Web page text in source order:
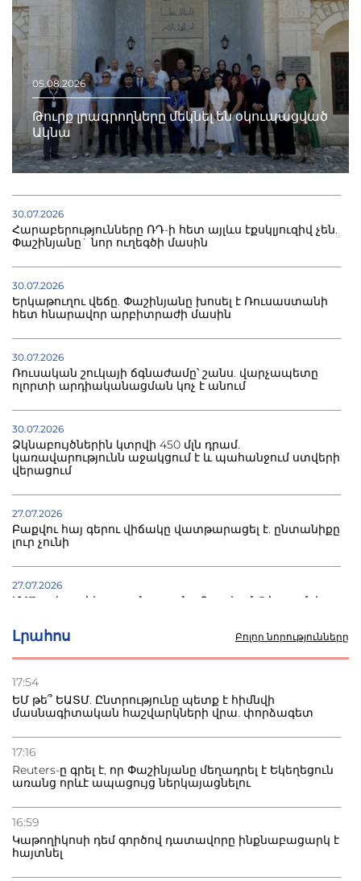
Լրահոս Բոլոր նորությունները
17:54
ԵՄ թե՞ ԵԱՏՄ. Ընտրությունը պետք է հիմնվի
մասնագիտական հաշվարկների վրա. փորձագետ
17:16
Reuters-ը գրել է, որ Փաշինյանը մեղադրել է Եկեղեցուն
առանց որևէ ապացույց ներկայացնելու
16:59
Կաթողիկոսի դեմ գործով դատավորը ինքնաբացարկ է
հայտնել
05.08.2026
Թուրք լրագրողները մեկնել են օկուպացված
Ակնա
30.07.2026
Հարաբերությունները ՌԴ-ի հետ այլևս էքսկլյուզիվ չեն.
Փաշինյանը` նոր ուղեգծի մասին
30.07.2026
Երկաթուղու վեճը. Փաշինյանը խոսել է Ռուսաստանի
հետ հնարավոր արբիտրաժի մասին
30.07.2026
Ռուսական շուկայի ճգնաժամը՝ շանս. վարչապետը
ոլորտի արդիականացման կոչ է անում
30.07.2026
Ձկնաբույծներին կտրվի 450 մլն դրամ.
կառավարությունն աջակցում է և պահանջում ստվերի
վերացում
27.07.2026
Բաքվու հայ գերու վիճակը վատթարացել է. ընտանիքը
լուր չունի
27.07.2026
Մ-17 աշխարհի առաջնությունը Բաքվում. 5 հայ ըմբիշ
22.07.2026
տուժածներ կան
բնակվել Ռուսաստանում
Բաքվի բանտից գեներալ Մանուկյանը դիմել է
Փաշինյանին